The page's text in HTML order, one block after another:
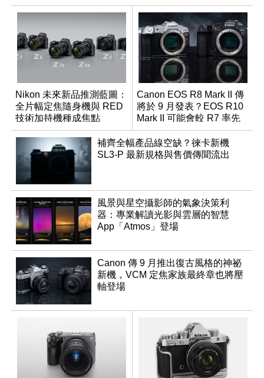
Nikon 未來新品推測藍圖：
全片幅定焦隨身機與 RED
技術加持機種成焦點
Canon EOS R8 Mark II 傳
將於 9 月發表？EOS R10
Mark II 可能會較 R7 率先
推出
補齊全幅產品線空缺？徠卡新機
SL3-P 最新規格與售價傳聞流出
風景與星空攝影師的氣象決策利
器：專業解讀光影與雲層的智慧
App「Atmos」登場
Canon 傳 9 月推出復古風格的神祕
新機，VCM 定焦家族最終章也將壓
軸登場